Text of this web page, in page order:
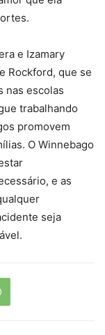
e Izamary
Rockford, que se
nas escolas
trabalhando
promovem
O Winnebago
e as
seja